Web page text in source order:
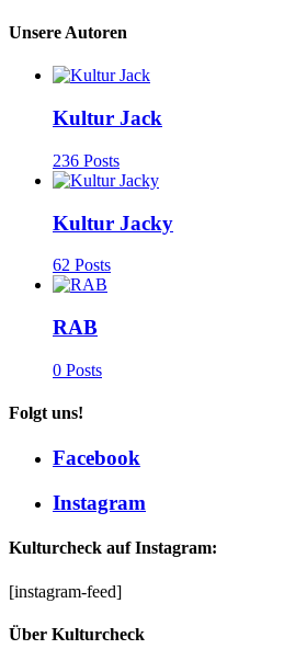
Unsere Autoren
Kultur Jack
236 Posts
Kultur Jacky
62 Posts
RAB
0 Posts
Folgt uns!
Facebook
Instagram
Kulturcheck auf Instagram:
[instagram-feed]
Über Kulturcheck